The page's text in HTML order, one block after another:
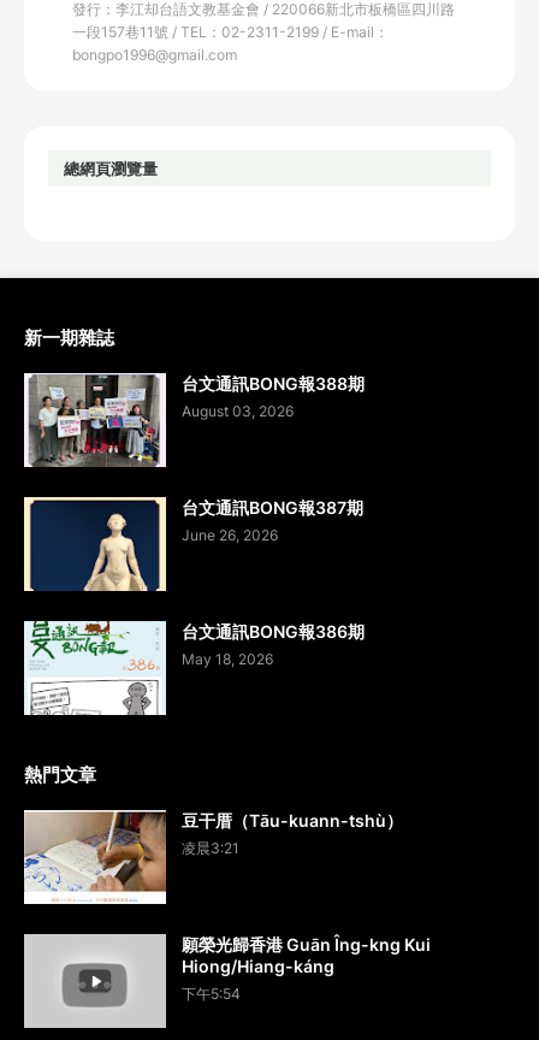
發行：李江却台語文教基金會 / 220066新北市板橋區四川路
一段157巷11號 / TEL：02-2311-2199 / E-mail：
bongpo1996@gmail.com
總網頁瀏覽量
新一期雜誌
台文通訊BONG報388期
August 03, 2026
台文通訊BONG報387期
June 26, 2026
台文通訊BONG報386期
May 18, 2026
熱門文章
豆干厝（Tāu-kuann-tshù）
凌晨3:21
願榮光歸香港 Guān Îng-kng Kui
Hiong/Hiang-káng
下午5:54